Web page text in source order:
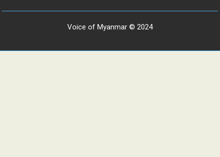
Voice of Myanmar © 2024